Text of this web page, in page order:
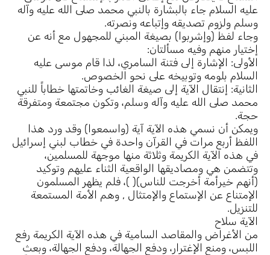
عليه السلام جاء بالبشارة بالنبي محمد صلى الله عليه وآله
وسلم ولزوم تصديقه وإتباعه ونصرته.
وجاء لفظ (وإشربوا) بصيغة المبني للمجهول مع أنه عن
إختيار منهم وفيه مسألتان:
الأولى: الإشارة إلى فتنة السامري، لذا قام موسى عليه
السلام بلومه وتوبيخه على نحو الخصوص.
الثانية: إنتقال الآية إلى صيغة الغائب وخاتمتها خطاباً للنبي
محمد صلى الله عليه وآله وسلم، وتكون مجتمعة ومتفرقة
حجة.
ويمكن أن نسمي هذه الآية آية (واسمعوا) وقد ورد هذا
اللفظ أربع مرات في القرآن واحدة في خطاب لبني إسرائيل
في هذه الآية الكريمة وثلاثة منها موجهة للمسلمين،
وتتضمن هي ومصاديقها الواقعية الثناء عليهم وتوكيد
(أنهم خيرأمة أخرجت للناس)( )، فلم يظهر المسلمون
الإمتناع عن الإستماع والإمتثال , وهم الأمة المستمعة
للتنزيل.
الآية سلاح
من الأغراض والمقاصد السامية في هذه الآية الكريمة رفع
اللبس، ومنع الإغترار، ودفع الجهالة، ودفع الجهالة، وبعث